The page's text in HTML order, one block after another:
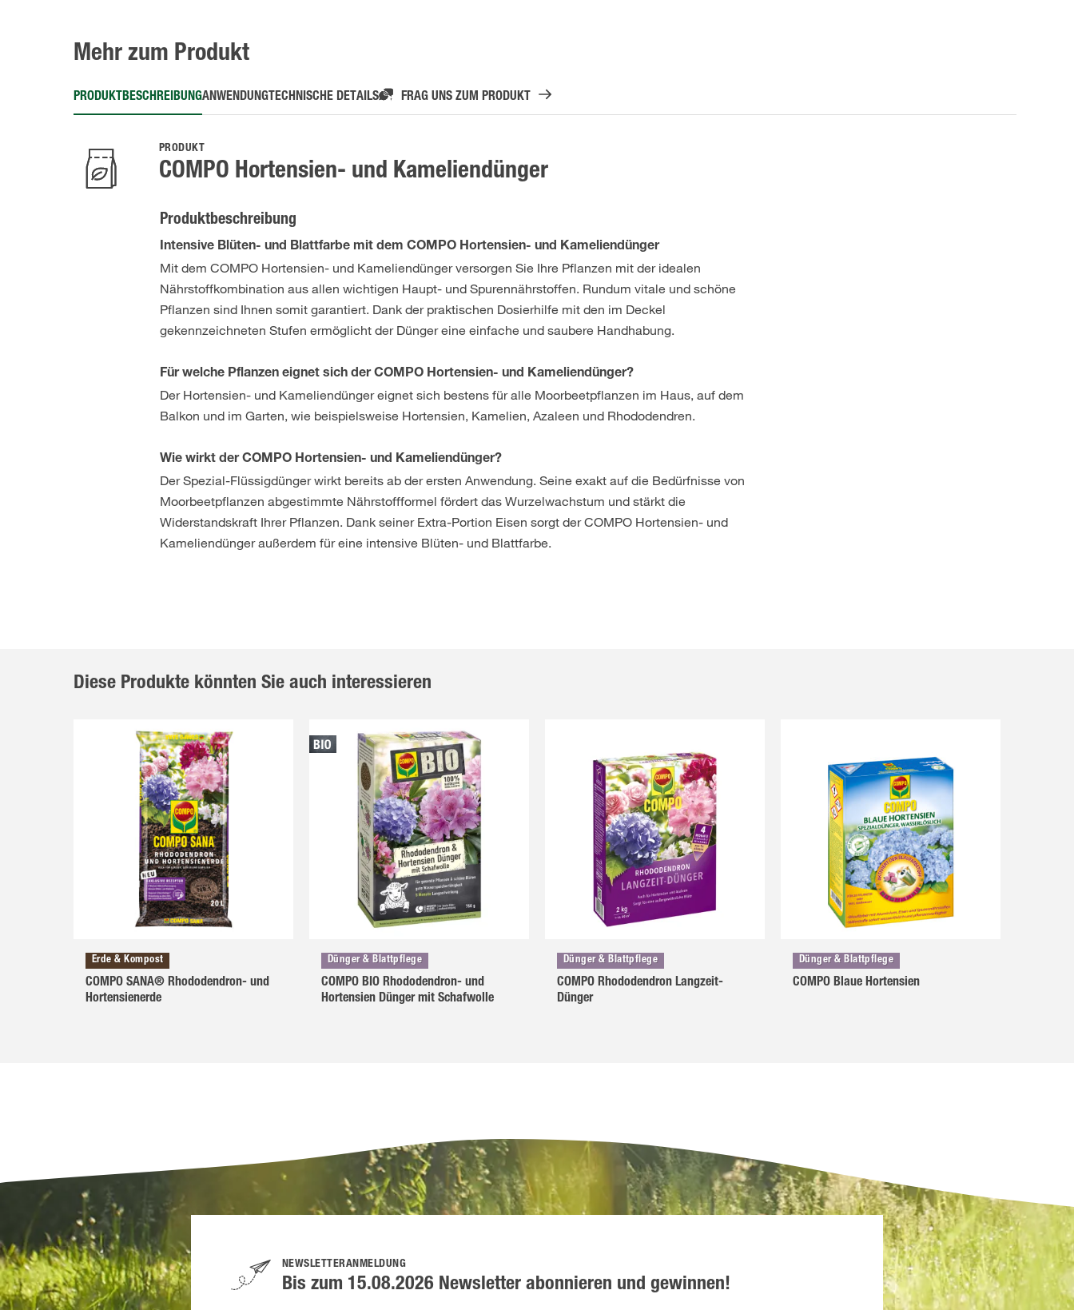
Mehr zum Produkt
PRODUKTBESCHREIBUNGANWENDUNGTECHNISCHE DETAILS FRAG UNS ZUM PRODUKT
PRODUKT
COMPO Hortensien- und Kameliendünger
Produktbeschreibung
Intensive Blüten- und Blattfarbe mit dem COMPO Hortensien- und Kameliendünger
Mit dem COMPO Hortensien- und Kameliendünger versorgen Sie Ihre Pflanzen mit der idealen
Nährstoffkombination aus allen wichtigen Haupt- und Spurennährstoffen. Rundum vitale und schöne
Pflanzen sind Ihnen somit garantiert. Dank der praktischen Dosierhilfe mit den im Deckel
gekennzeichneten Stufen ermöglicht der Dünger eine einfache und saubere Handhabung.
Für welche Pflanzen eignet sich der COMPO Hortensien- und Kameliendünger?
Der Hortensien- und Kameliendünger eignet sich bestens für alle Moorbeetpflanzen im Haus, auf dem
Balkon und im Garten, wie beispielsweise Hortensien, Kamelien, Azaleen und Rhododendren.
Wie wirkt der COMPO Hortensien- und Kameliendünger?
Der Spezial-Flüssigdünger wirkt bereits ab der ersten Anwendung. Seine exakt auf die Bedürfnisse von
Moorbeetpflanzen abgestimmte Nährstoffformel fördert das Wurzelwachstum und stärkt die
Widerstandskraft Ihrer Pflanzen. Dank seiner Extra-Portion Eisen sorgt der COMPO Hortensien- und
Kameliendünger außerdem für eine intensive Blüten- und Blattfarbe.
Diese Produkte könnten Sie auch interessieren
Erde & Kompost
COMPO SANA® Rhododendron- und
Hortensienerde
Dünger & Blattpflege
COMPO BIO Rhododendron- und
Hortensien Dünger mit Schafwolle
Dünger & Blattpflege
COMPO Rhododendron Langzeit-
Dünger
Dünger & Blattpflege
COMPO Blaue Hortensien
NEWSLETTERANMELDUNG
Bis zum 15.08.2026 Newsletter abonnieren und gewinnen!